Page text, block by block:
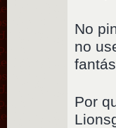
No
no
Por